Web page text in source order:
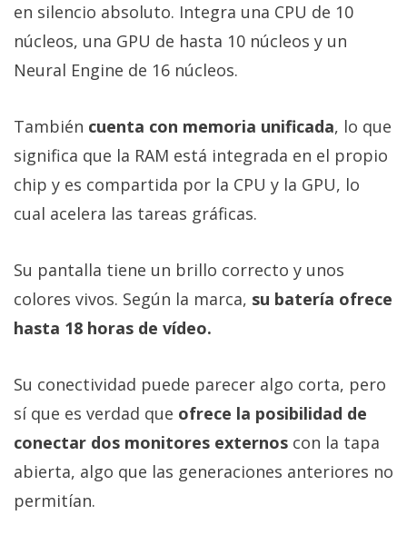
en silencio absoluto. Integra una CPU de 10
núcleos, una GPU de hasta 10 núcleos y un
Neural Engine de 16 núcleos.
También cuenta con memoria unificada, lo que
significa que la RAM está integrada en el propio
chip y es compartida por la CPU y la GPU, lo
cual acelera las tareas gráficas.
Su pantalla tiene un brillo correcto y unos
colores vivos. Según la marca, su batería ofrece
hasta 18 horas de vídeo.
Su conectividad puede parecer algo corta, pero
sí que es verdad que ofrece la posibilidad de
conectar dos monitores externos con la tapa
abierta, algo que las generaciones anteriores no
permitían.